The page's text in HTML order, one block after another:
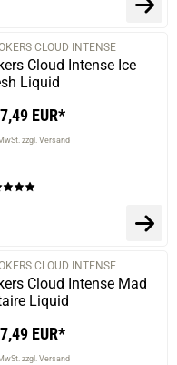
CLOUD INTENSE
Cloud Intense Ice
Liquid
EUR*
zzgl. Versand
CLOUD INTENSE
Cloud Intense Mad
Liquid
EUR*
zzgl. Versand